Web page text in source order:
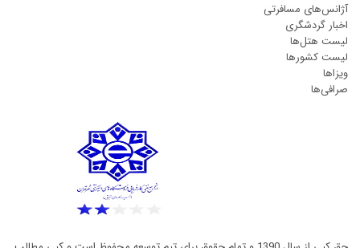
آژانس‌های مسافرتی
اخبار گردشگری
لیست هتل‌ها
لیست کشورها
ویزاها
صرافی‌ها